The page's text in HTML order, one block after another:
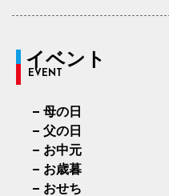
イベント
EVENT
母の日
父の日
お中元
お歳暮
おせち